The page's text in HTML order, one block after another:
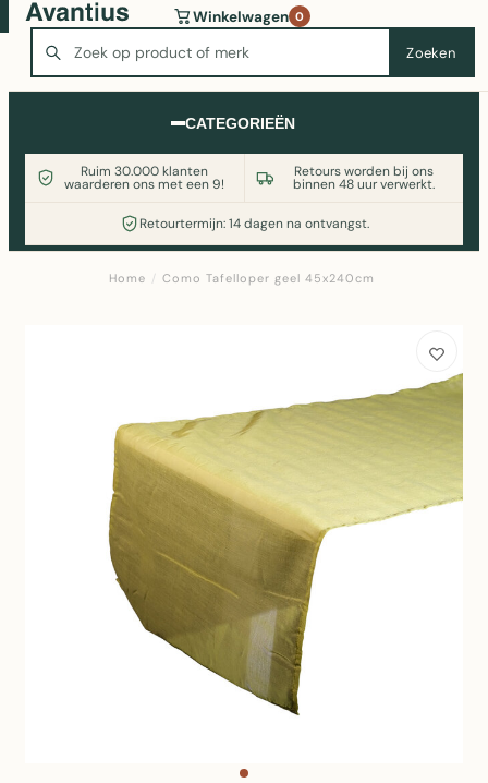
Zoeken
Winkelwagen 0
CATEGORIEËN
Ruim 30.000 klanten
waarderen ons met een 9!
Retours worden bij ons
binnen 48 uur verwerkt.
Retourtermijn: 14 dagen na ontvangst.
Wasmachine of koelkast nodig? Vergelijk alle prijzen op
Witgoedaanbod.nl
Home / Como Tafelloper geel 45x240cm